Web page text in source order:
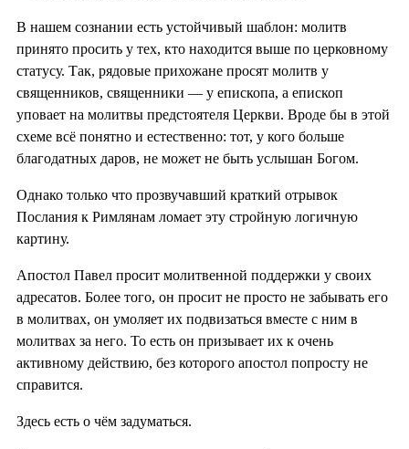
В нашем сознании есть устойчивый шаблон: молитв
принято просить у тех, кто находится выше по церковному
статусу. Так, рядовые прихожане просят молитв у
священников, священники — у епископа, а епископ
уповает на молитвы предстоятеля Церкви. Вроде бы в этой
схеме всё понятно и естественно: тот, у кого больше
благодатных даров, не может не быть услышан Богом.
Однако только что прозвучавший краткий отрывок
Послания к Римлянам ломает эту стройную логичную
картину.
Апостол Павел просит молитвенной поддержки у своих
адресатов. Более того, он просит не просто не забывать его
в молитвах, он умоляет их подвизаться вместе с ним в
молитвах за него. То есть он призывает их к очень
активному действию, без которого апостол попросту не
справится.
Здесь есть о чём задуматься.